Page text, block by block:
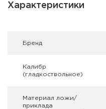
Оружейные шкафы
Сигнальные
Дартс
Характеристики
Брeнд
Калибр
(гладкоствольное)
Материал ложи/
приклада